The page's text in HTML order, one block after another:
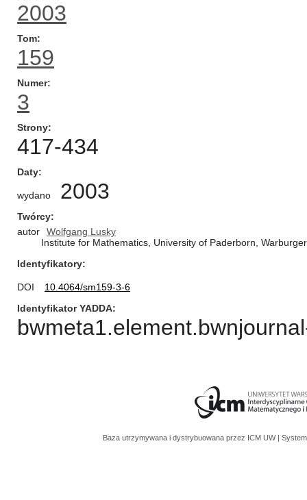
2003
Tom
159
Numer
3
Strony
417-434
Daty
wydano 2003
Twórcy
autor
Wolfgang Lusky
Institute for Mathematics, University of Paderborn,
Identyfikatory
DOI
10.4064/sm159-3-6
Identyfikator YADDA
Baza utrzymywana i dystrybuowana przez ICM UW |